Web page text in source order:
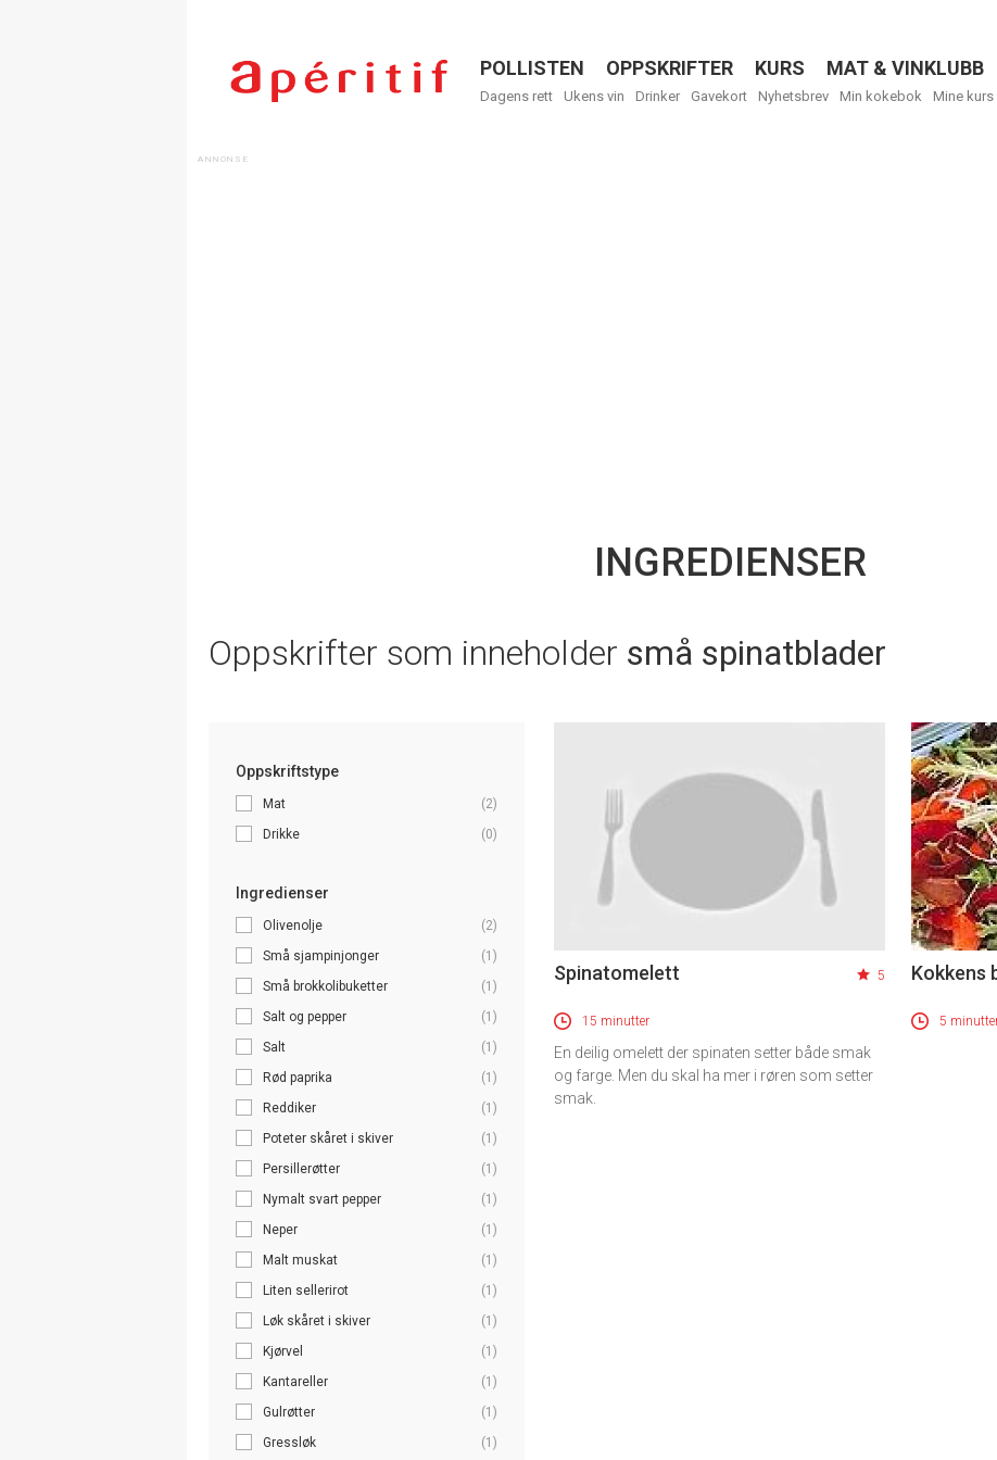
Menu
POLLISTEN OPPSKRIFTER KURS MAT & VINKLUBB
Dagens rett Ukens vin Drinker Gavekort Nyhetsbrev Min kokebok Mine kurs
INGREDIENSER
Oppskrifter som inneholder små spinatblader
Oppskriftstype
Mat
(2)
Drikke
(0)
Ingredienser
Olivenolje
(2)
Små sjampinjonger
(1)
Små brokkolibuketter
(1)
Salt og pepper
(1)
Salt
(1)
Rød paprika
(1)
Reddiker
(1)
Poteter skåret i skiver
(1)
Persillerøtter
(1)
Nymalt svart pepper
(1)
Neper
(1)
Malt muskat
(1)
Liten sellerirot
(1)
Løk skåret i skiver
(1)
Kjørvel
(1)
Kantareller
(1)
Gulrøtter
(1)
Gressløk
(1)
Spinatomelett 5
15 minutter
En deilig omelett der spinaten setter både smak
og farge. Men du skal ha mer i røren som setter
smak.
Kokkens
5